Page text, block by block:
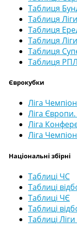
Таблиця
Таблиця
Таблиця
Таблиця
Таблиця
Таблиця РПЛ
Єврокубки
Ліга
Ліга
Ліга
Ліга
Національні збірні
Таблиці ЧС
Таблиці
Таблиці ЧЄ
Таблиці
Таблиці